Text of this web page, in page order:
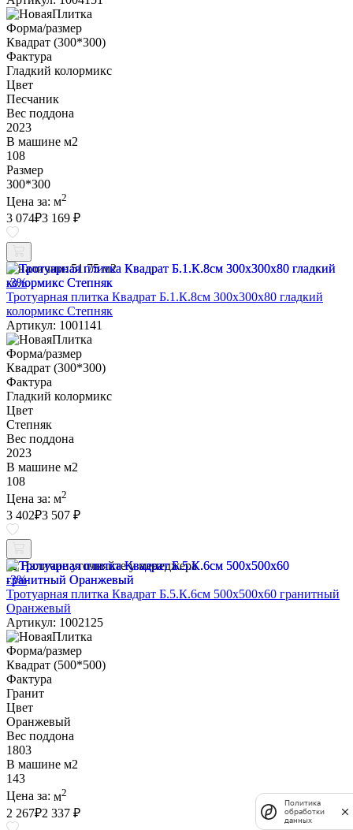
Форма/размер
Квадрат (300*300)
Фактура
Гладкий колормикс
Цвет
Песчаник
Вес поддона
2023
В машине м2
108
Размер
300*300
Цена за: м2
3 074₽3 169 ₽
В наличии: 51.75 м2
-3%
Тротуарная плитка Квадрат Б.1.К.8см 300х300х80 гладкий
колормикс Степняк
Артикул: 1001141
Форма/размер
Квадрат (300*300)
Фактура
Гладкий колормикс
Цвет
Степняк
Вес поддона
2023
В машине м2
108
Цена за: м2
3 402₽3 507 ₽
Наличие уточняйте у менеджера
-3%
Тротуарная плитка Квадрат Б.5.К.6см 500х500х60 гранитный
Оранжевый
Артикул: 1002125
Форма/размер
Квадрат (500*500)
Фактура
Гранит
Цвет
Оранжевый
Вес поддона
1803
В машине м2
143
Цена за: м2
2 267₽2 337 ₽
Политика
обработки
данных